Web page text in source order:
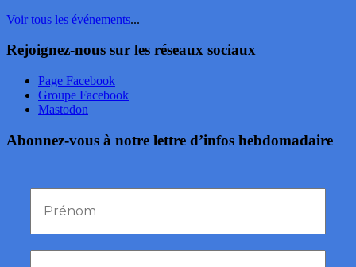
Voir tous les événements...
Rejoignez-nous sur les réseaux sociaux
Page Facebook
Groupe Facebook
Mastodon
Abonnez-vous à notre lettre d’infos hebdomadaire